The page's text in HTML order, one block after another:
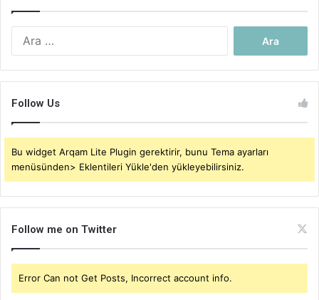
Follow Us
Bu widget Arqam Lite Plugin gerektirir, bunu Tema ayarları
menüsünden> Eklentileri Yükle'den yükleyebilirsiniz.
Follow me on Twitter
Error Can not Get Posts, Incorrect account info.